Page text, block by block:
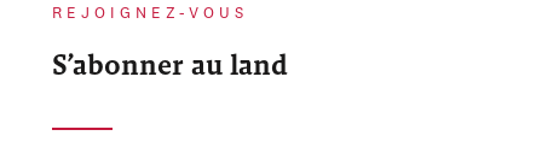
REJOIGNEZ-VOUS
S’abonner au land